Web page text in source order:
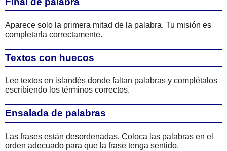
Aparece solo la primera mitad de la palabra. Tu misión es
completarla correctamente.
Textos con huecos
Lee textos en islandés donde faltan palabras y complétalos
escribiendo los términos correctos.
Ensalada de palabras
Las frases están desordenadas. Coloca las palabras en el
orden adecuado para que la frase tenga sentido.